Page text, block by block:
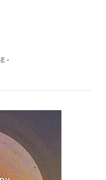
-